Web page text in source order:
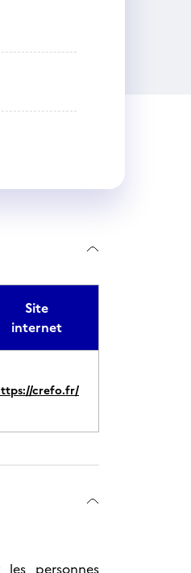
Site
internet
crefo.fr/
personnes